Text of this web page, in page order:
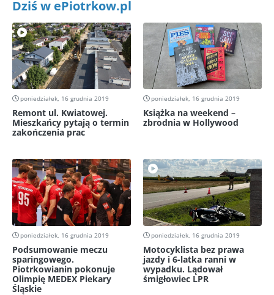
Dziś w ePiotrkow.pl
poniedziałek, 16 grudnia 2019
Remont ul. Kwiatowej.
Mieszkańcy pytają o termin
zakończenia prac
poniedziałek, 16 grudnia 2019
Książka na weekend –
zbrodnia w Hollywood
poniedziałek, 16 grudnia 2019
Podsumowanie meczu
sparingowego.
Piotrkowianin pokonuje
Olimpię MEDEX Piekary
Śląskie
poniedziałek, 16 grudnia 2019
Motocyklista bez prawa
jazdy i 6-latka ranni w
wypadku. Lądował
śmigłowiec LPR